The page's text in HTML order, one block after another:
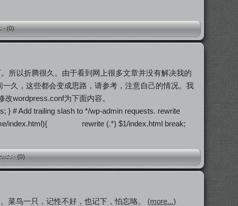
-(0)
所以折腾很久。由于看到网上很多文章并没有解决我的
久，这些都会变成思路，请参考，注意自己的情况。我
wordpress.conf为下面内容。
} # Add trailing slash to */wp-admin requests. rewrite
index.html){ rewrite (.*) $1/index.html break;
-(0)
菜鸟一只，记性不好，也记下，怕忘咯。 (more...)